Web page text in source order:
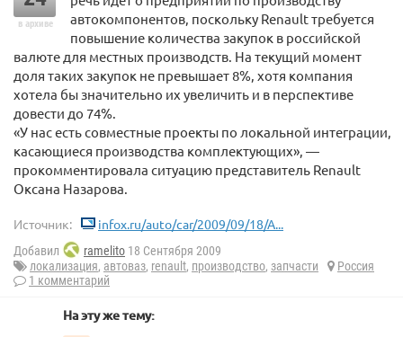
в архиве
автокомпонентов, поскольку Renault требуется
повышение количества закупок в российской
валюте для местных производств. На текущий момент
доля таких закупок не превышает 8%, хотя компания
хотела бы значительно их увеличить и в перспективе
довести до 74%.
«У нас есть совместные проекты по локальной интеграции,
касающиеся производства комплектующих», —
прокомментировала ситуацию представитель Renault
Оксана Назарова.
Источник: infox.ru/auto/car/2009/09/18/A...
Добавил ramelito 18 Сентября 2009
локализация, автоваз, renault, производство, запчасти
Россия
1 комментарий
На эту же тему: